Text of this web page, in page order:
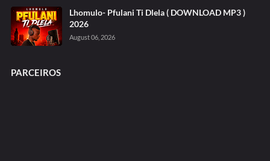
Lhomulo- Pfulani Ti Dlela ( DOWNLOAD MP3 )
2026
August 06, 2026
PARCEIROS